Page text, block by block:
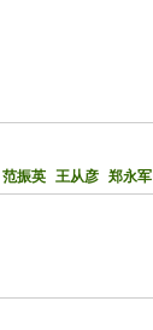
范振英 王从彦 郑永军